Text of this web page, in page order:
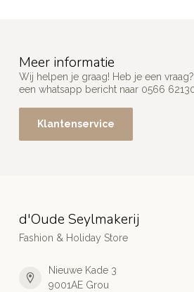
Meer informatie
Wij helpen je graag! Heb je een
een whatsapp bericht naar 0566
Klantenservice
d'Oude Seylmakerij
Fashion & Holiday Store
Nieuwe Kade 3
9001AE Grou